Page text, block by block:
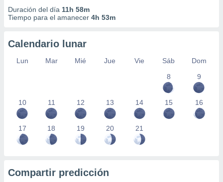
Duración del día 11h 58m
Tiempo para el amanecer 4h 53m
Calendario lunar
Lun Mar Mié Jue Vie Sáb
Dom
8
9
10 11 12 13 14 15 16
17 18 19 20 21
Compartir predicción